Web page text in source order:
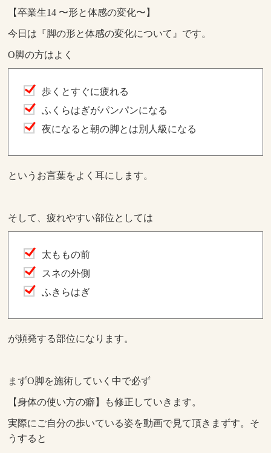
【卒業生14 〜形と体感の変化〜】
今日は『脚の形と体感の変化について』です。
O脚の方はよく
歩くとすぐに疲れる
ふくらはぎがパンパンになる
夜になると朝の脚とは別人級になる
というお言葉をよく耳にします。
そして、疲れやすい部位としては
太ももの前
スネの外側
ふきらはぎ
が頻発する部位になります。
まずO脚を施術していく中で必ず
【身体の使い方の癖】も修正していきます。
実際にご自分の歩いている姿を動画で見て頂きまずす。そ
うすると